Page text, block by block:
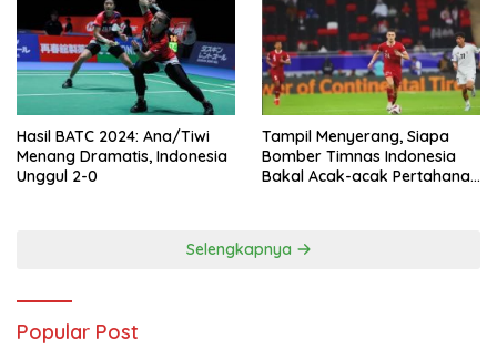
Hasil BATC 2024: Ana/Tiwi
Menang Dramatis, Indonesia
Unggul 2-0
Tampil Menyerang, Siapa
Bomber Timnas Indonesia
Bakal Acak-acak Pertahanan
Selengkapnya
Popular Post